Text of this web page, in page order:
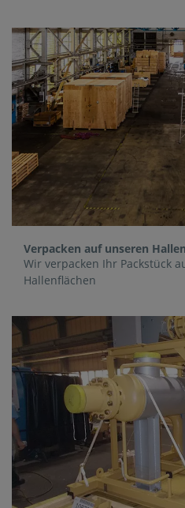
Verpacken auf unseren
Wir verpacken Ihr Packstück
Hallenflächen